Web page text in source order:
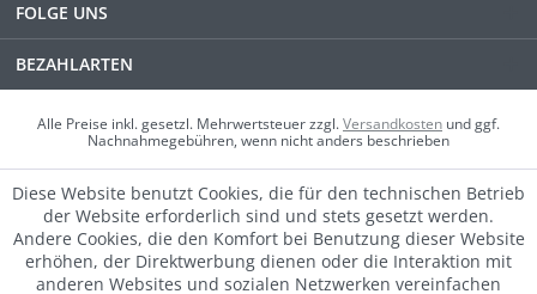
FOLGE UNS
BEZAHLARTEN
Alle Preise inkl. gesetzl. Mehrwertsteuer zzgl.Versandkosten und ggf.
Nachnahmegebühren, wenn nicht anders beschrieben
Diese Website benutzt Cookies, die für den technischen Betrieb
der Website erforderlich sind und stets gesetzt werden.
Andere Cookies, die den Komfort bei Benutzung dieser Website
erhöhen, der Direktwerbung dienen oder die Interaktion mit
anderen Websites und sozialen Netzwerken vereinfachen